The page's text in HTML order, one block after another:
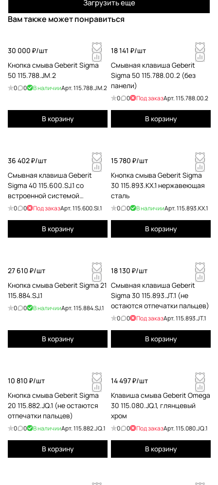
Загрузить еще
Вам также может понравиться
30 000 ₽/шт
Кнопка смыва Geberit Sigma
50 115.788.JM.2
0 0 В наличииАрт.115.788.JM.2
В корзину
18 141 ₽/шт
Смывная клавиша Geberit
Sigma 50 115.788.00.2 (без
панели)
0 0 Под заказАрт.115.788.00.2
В корзину
36 402 ₽/шт
Cмывная клавиша Geberit
Sigma 40 115.600.SJ.1 со
встроенной системой
удаления запахов
0 0 Под заказАрт.115.600.SI.1
В корзину
15 780 ₽/шт
Кнопка смыва Geberit Sigma
30 115.893.KX.1 нержавеющая
сталь
0 0 В наличииАрт.115.893.KX.1
В корзину
27 610 ₽/шт
Кнопка смыва Geberit Sigma 21
115.884.SJ.1
0 0 В наличииАрт.115.884.SJ.1
В корзину
18 130 ₽/шт
Смывная клавиша Geberit
Sigma 30 115.893.JT.1 (не
остаются отпечатки пальцев)
0 0 Под заказАрт.115.893.JT.1
В корзину
10 810 ₽/шт
Кнопка смыва Geberit Sigma
20 115.882.JQ.1 (не остаются
отпечатки пальцев)
0 0 В наличииАрт.115.882.JQ.1
В корзину
14 497 ₽/шт
Клавиша смыва Geberit Omega
30 115.080.JQ.1, глянцевый
хром
0 0 Под заказАрт.115.080.JQ.1
В корзину